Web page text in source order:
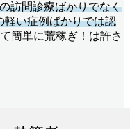
訪問診療ばかりでなく
軽い症例ばかりでは認
簡単に荒稼ぎ！は許さ